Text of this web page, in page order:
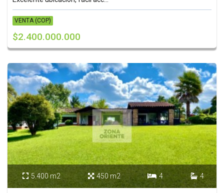
VENTA (COP)
$2.400.000.000
 5.400 m2  450 m2  4  4